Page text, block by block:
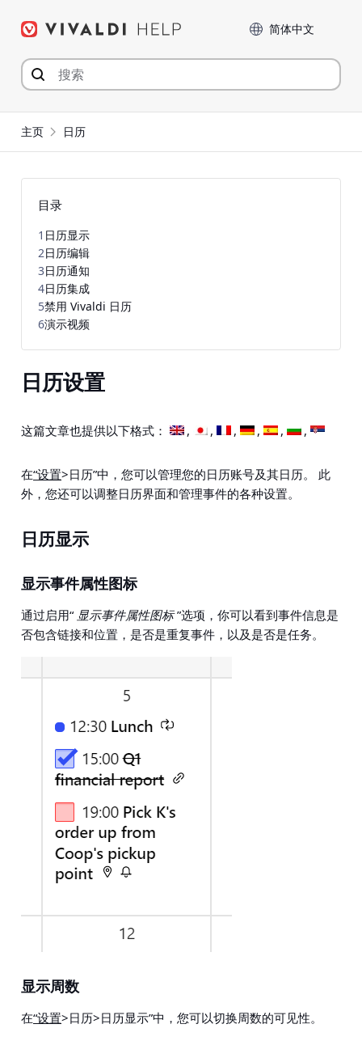
Language
主页 日历
日历设置
这篇文章也提供以下格式：
在“设置>日历”中，您可以管理您的日历账号及其日历。 此
外，您还可以调整日历界面和管理事件的各种设置。
日历显示
显示事件属性图标
通过启用“ 显示事件属性图标”选项，你可以看到事件信息是
否包含链接和位置，是否是重复事件，以及是否是任务。
显示周数
在“设置>日历>日历显示”中，您可以切换周数的可见性。
目录
1 日历显示
2日历编辑
3日历通知
4日历集成
5禁用 Vivaldi 日历
6演示视频